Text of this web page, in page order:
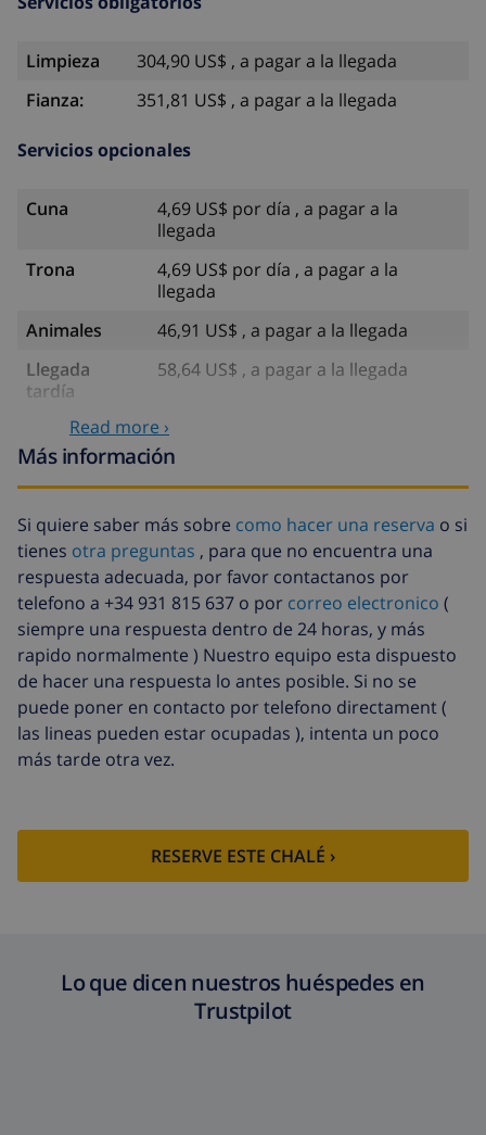
Limpieza
304,90 US$ , a pagar a la llegada
Fianza:
351,81 US$ , a pagar a la llegada
Servicios opcionales
Cuna
4,69 US$ por día , a pagar a la
llegada
Trona
4,69 US$ por día , a pagar a la
llegada
Animales
46,91 US$ , a pagar a la llegada
Llegada
tardía
58,64 US$ , a pagar a la llegada
Cama extra
14,07 US$ por día , a pagar a la
llegada
Sábanas
extra
17,59 US$ por persona , a pagar a la
llegada
Toallas extra
8,80 US$ por persona , a pagar a la
llegada
Salida tardía
113,75 US$
Limpieza
extra
basado en consumo de energía
(52,77 US$/HOUR)
Fondo
cancelación:
4.80% del importe total
Read more ›
Más información
Si quiere saber más sobre como hacer una reserva o si
tienes otra preguntas , para que no encuentra una
respuesta adecuada, por favor contactanos por
telefono a +34 931 815 637 o por correo electronico (
siempre una respuesta dentro de 24 horas, y más
rapido normalmente ) Nuestro equipo esta dispuesto
de hacer una respuesta lo antes posible. Si no se
puede poner en contacto por telefono directament (
las lineas pueden estar ocupadas ), intenta un poco
más tarde otra vez.
RESERVE ESTE CHALÉ ›
Lo que dicen nuestros huéspedes en
Trustpilot